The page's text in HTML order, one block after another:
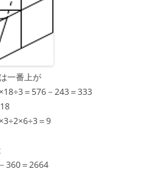
一番上が
＝576－243＝333
＝9
360＝2664